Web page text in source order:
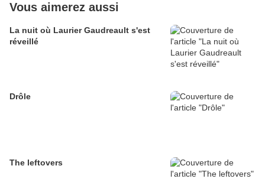
Vous aimerez aussi
La nuit où Laurier Gaudreault s'est
réveillé
Drôle
The leftovers